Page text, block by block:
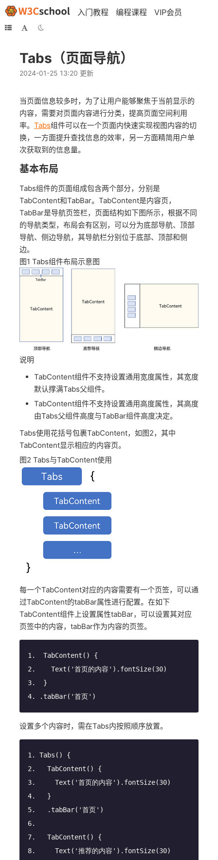
入门教程 编程课程 VIP会员
Tabs（页面导航）
2024-01-25 13:20 更新
当页面信息较多时，为了让用户能够聚焦于当前显示的
内容，需要对页面内容进行分类，提高页面空间利用
率。 Tabs组件可以在一个页面内快速实现视图内容的切
换，一方面提升查找信息的效率，另一方面精简用户单
次获取到的信息量。
基本布局
Tabs组件的页面组成包含两个部分，分别是
TabContent和TabBar。TabContent是内容页，
TabBar是导航页签栏，页面结构如下图所示，根据不同
的导航类型，布局会有区别，可以分为底部导航、顶部
导航、侧边导航，其导航栏分别位于底部、顶部和侧
边。
图1 Tabs组件布局示意图
说明
TabContent组件不支持设置通用宽度属性，其宽度
默认撑满Tabs父组件。
TabContent组件不支持设置通用高度属性，其高度
由Tabs父组件高度与TabBar组件高度决定。
Tabs使用花括号包裹TabContent，如图2，其中
TabContent显示相应的内容页。
图2 Tabs与TabContent使用
每一个TabContent对应的内容需要有一个页签，可以通
过TabContent的tabBar属性进行配置。在如下
TabContent组件上设置属性tabBar，可以设置其对应
页签中的内容，tabBar作为内容的页签。
TabContent () {
Text ( '首页的内容' ) .fontSize(30)
}
.tabBar( '首页' )
设置多个内容时，需在Tabs内按照顺序放置。
Tabs () {
TabContent () {
Text ( '首页的内容' ) .fontSize(30)
  }
.tabBar( '首页' )
TabContent () {
Text ( '推荐的内容' ) .fontSize(30)